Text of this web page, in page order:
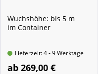
Produkt
Wuchshöhe: bis 5 m
im Container
Lieferzeit: 4 - 9 Werktage
ab 269,00 €